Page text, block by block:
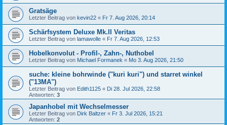
Gratsäge
Letzter Beitrag von kevin22 « Fr 7. Aug 2026, 20:14
Schärfsystem Deluxe Mk.II Veritas
Letzter Beitrag von lamawolle « Fr 7. Aug 2026, 12:53
Hobelkonvolut - Profil-, Zahn-, Nuthobel
Letzter Beitrag von Michael Formanek « Mo 3. Aug 2026, 21:50
suche: kleine bohrwinde ("kuri kuri") und starret winkel
("13MA")
Letzter Beitrag von Edith1125 « Di 28. Jul 2026, 22:58
Antworten: 3
Japanhobel mit Wechselmesser
Letzter Beitrag von Dirk Baltzer « Fr 3. Jul 2026, 15:21
Antworten: 2